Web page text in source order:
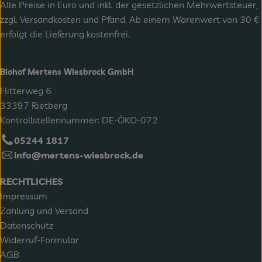
Alle Preise in Euro und inkl. der gesetzlichen Mehrwertsteuer,
zzgl. Versandkosten und Pfand. Ab einem Warenwert von 30 €
erfolgt die Lieferung kostenfrei.
Biohof Mertens Wiesbrock GmbH
Flitterweg 6
33397 Rietberg
Kontrollstellennummer: DE-ÖKO-072
05244 1817
info@mertens-wiesbrock.de
RECHTLICHES
Impressum
Zahlung und Versand
Datenschutz
Widerruf-Formular
AGB